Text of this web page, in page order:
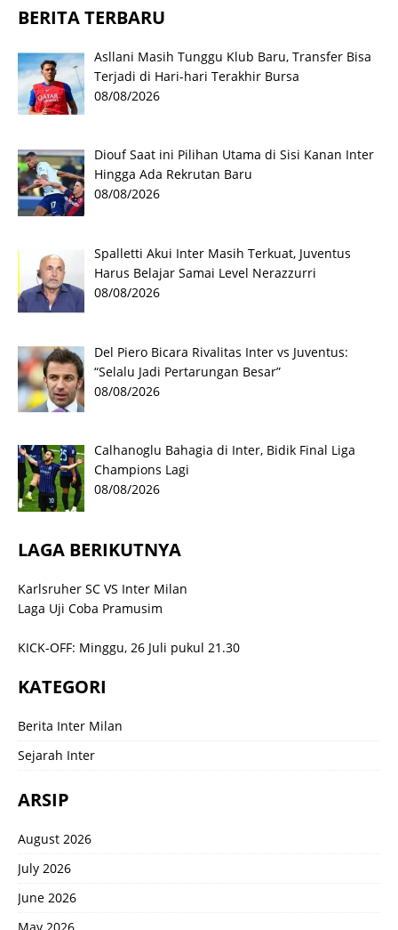
BERITA TERBARU
Asllani Masih Tunggu Klub Baru, Transfer Bisa
Terjadi di Hari-hari Terakhir Bursa
08/08/2026
Diouf Saat ini Pilihan Utama di Sisi Kanan Inter
Hingga Ada Rekrutan Baru
08/08/2026
Spalletti Akui Inter Masih Terkuat, Juventus
Harus Belajar Samai Level Nerazzurri
08/08/2026
Del Piero Bicara Rivalitas Inter vs Juventus:
“Selalu Jadi Pertarungan Besar”
08/08/2026
Calhanoglu Bahagia di Inter, Bidik Final Liga
Champions Lagi
08/08/2026
LAGA BERIKUTNYA
Karlsruher SC VS Inter Milan
Laga Uji Coba Pramusim
KICK-OFF: Minggu, 26 Juli pukul 21.30
KATEGORI
Berita Inter Milan
Sejarah Inter
ARSIP
August 2026
July 2026
June 2026